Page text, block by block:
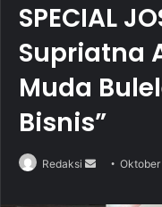
SPECIAL
Supriatna
Muda
Bisnis”
Redaksi